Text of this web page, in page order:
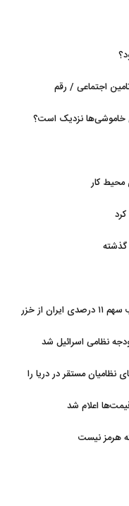
اجتماعی / رقم
خاموشی‌ها نزدیک است؟
محیط کار
از خزر
نظامیان مستقر در دریا را
اعلام شد
هرمز نیست